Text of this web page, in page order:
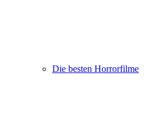
Die besten Horrorfilme